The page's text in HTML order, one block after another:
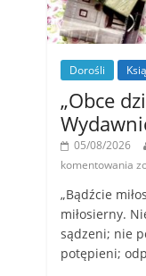
Dorośli
„Obce
05/08/2026
komentowania
„Bądźcie
miłosierny.
sądzeni; nie
potępieni;